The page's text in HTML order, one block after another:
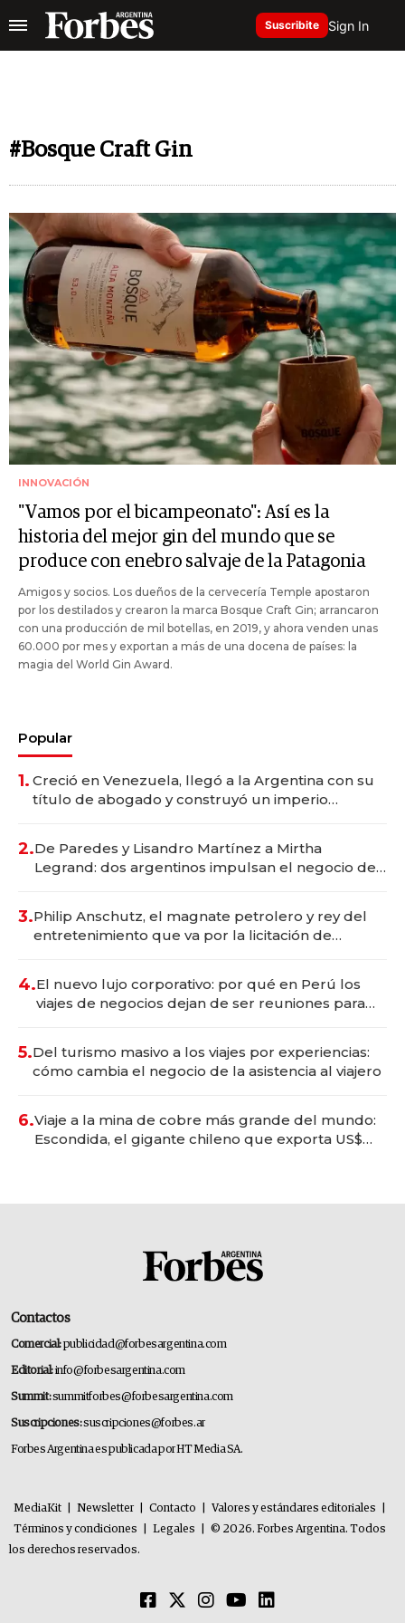
Suscribite Sign In
#Bosque Craft Gin
INNOVACIÓN
"Vamos por el bicampeonato": Así es la
historia del mejor gin del mundo que se
produce con enebro salvaje de la Patagonia
Amigos y socios. Los dueños de la cervecería Temple apostaron
por los destilados y crearon la marca Bosque Craft Gin; arrancaron
con una producción de mil botellas, en 2019, y ahora venden unas
60.000 por mes y exportan a más de una docena de países: la
magia del World Gin Award.
Popular
1. Creció en Venezuela, llegó a la Argentina con su
título de abogado y construyó un imperio
2.De Paredes y Lisandro Martínez a Mirtha
Legrand: dos argentinos impulsan el negocio del
3.Philip Anschutz, el magnate petrolero y rey del
entretenimiento que va por la licitación de
4.El nuevo lujo corporativo: por qué en Perú los
viajes de negocios dejan de ser reuniones para
5.Del turismo masivo a los viajes por experiencias:
cómo cambia el negocio de la asistencia al viajero
6.Viaje a la mina de cobre más grande del mundo:
Escondida, el gigante chileno que exporta US$
Contactos
Comercial:publicidad@forbesargentina.com
Editorial:info@forbesargentina.com
Summit:summitforbes@forbesargentina.com
Suscripciones:suscripciones@forbes.ar
Forbes Argentina es publicada por HT Media SA.
MediaKit Newsletter Contacto Valores y estándares editoriales
Términos y condiciones
Legales
© 2026. Forbes Argentina. Todos
los derechos reservados.